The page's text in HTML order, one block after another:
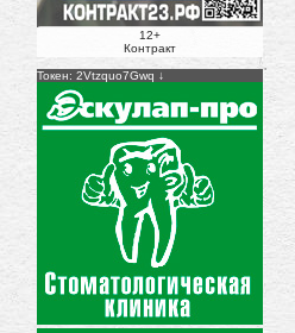
12+
Контракт
Токен: 2Vtzquo7Gwq